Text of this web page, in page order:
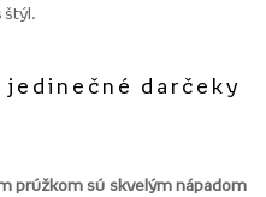
štýl.
jedinečné darčeky
prúžkom sú skvelým nápadom